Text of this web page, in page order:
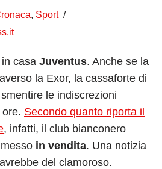
, Sport
casa Juventus. Anche se la
la Exor, la cassaforte di
le indiscrezioni
Secondo quanto riporta il
, infatti, il club bianconero
in vendita. Una notizia
del clamoroso.